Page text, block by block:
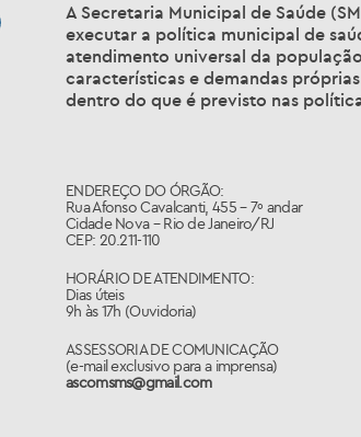
A Secretaria Municipal de Saúde
executar a política municipal de
atendimento universal da
características e demandas
dentro do que é previsto nas
ENDEREÇO DO ÓRGÃO:
Rua Afonso Cavalcanti, 455 – 7º andar
Cidade Nova – Rio de Janeiro/RJ
CEP: 20.211-110
HORÁRIO DE ATENDIMENTO:
Dias úteis
9h às 17h (Ouvidoria)
ASSESSORIA DE COMUNICAÇÃO
(e-mail exclusivo para a imprensa)
ascomsms@gmail.com